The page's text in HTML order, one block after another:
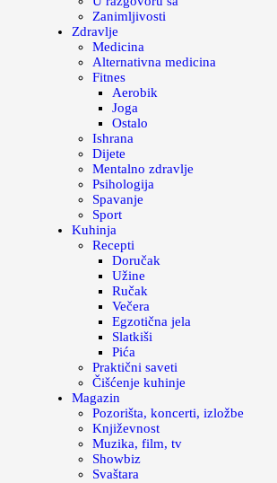
Zanimljivosti
Zdravlje
Medicina
Alternativna medicina
Fitnes
Aerobik
Joga
Ostalo
Ishrana
Dijete
Mentalno zdravlje
Psihologija
Spavanje
Sport
Kuhinja
Recepti
Doručak
Užine
Ručak
Večera
Egzotična jela
Slatkiši
Pića
Praktični saveti
Čišćenje kuhinje
Magazin
Pozorišta, koncerti, izložbe
Književnost
Muzika, film, tv
Showbiz
Svaštara